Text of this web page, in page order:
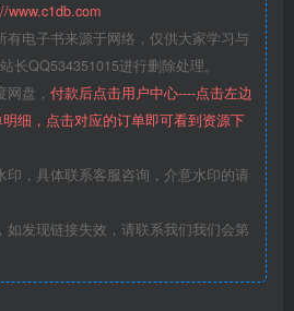
www.c1db.com
有电子书来源于网络，仅供大家学习与
长QQ534351015进行删除处理。
盘， 付款后点击用户中心----点击左边
细，点击对应的订单即可看到资源下
印，具体联系客服咨询，介意水印的请
如发现链接失效，请联系我们我们会第